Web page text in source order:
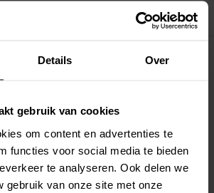
Details Over
gebruik van cookies
om content en advertenties te
functies voor social media te bieden
te analyseren. Ook delen we
gebruik van onze site met onze
Op voorraad (meer dan 20 stuks)
met DHL, Budbee of Postnord
ons magazijn in Zweden
met Klarna of Paypal